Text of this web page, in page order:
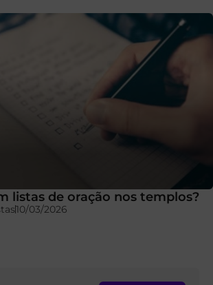
listas de oração nos templos?
10/03/2026